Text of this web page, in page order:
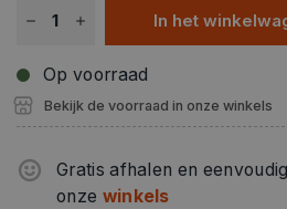
In het
Op voorraad
Bekijk de voorraad in onze winkels
Gratis afhalen en
onze winkels